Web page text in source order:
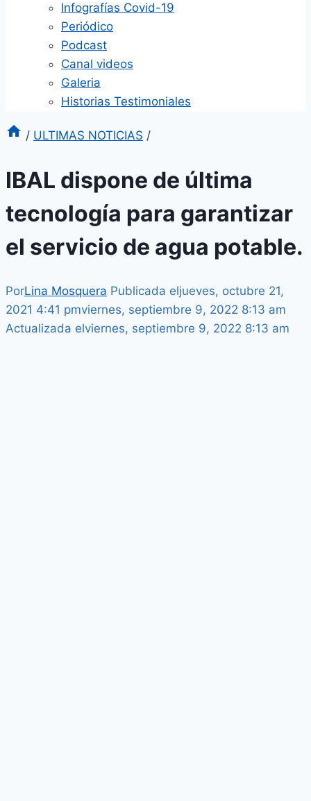
Infografías Covid-19
Periódico
Podcast
Canal videos
Galeria
Historias Testimoniales
/ ULTIMAS NOTICIAS /
IBAL dispone de última
tecnología para garantizar
el servicio de agua potable.
PorLina Mosquera Publicada eljueves, octubre 21,
2021 4:41 pmviernes, septiembre 9, 2022 8:13 am
Actualizada elviernes, septiembre 9, 2022 8:13 am